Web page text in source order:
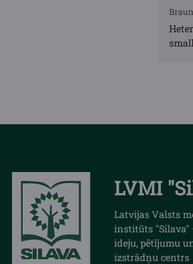
LVMI
Latvijas Valsts
institūts "Silava"
ideju, pētījumu
izstrādņu centrs